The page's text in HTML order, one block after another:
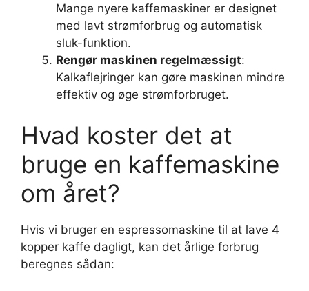
Mange nyere kaffemaskiner er designet
med lavt strømforbrug og automatisk
sluk-funktion.
Rengør maskinen regelmæssigt:
Kalkaflejringer kan gøre maskinen mindre
effektiv og øge strømforbruget.
Hvad koster det at
bruge en kaffemaskine
om året?
Hvis vi bruger en espressomaskine til at lave 4
kopper kaffe dagligt, kan det årlige forbrug
beregnes sådan: